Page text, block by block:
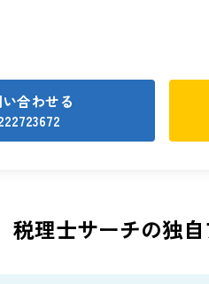
合わせる
税理士サーチの独